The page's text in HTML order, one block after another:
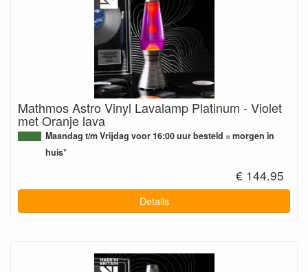
Mathmos Astro Vinyl Lavalamp Platinum - Violet
met Oranje lava
Maandag t/m Vrijdag voor 16:00 uur besteld = morgen in
huis*
€ 144.95
Details